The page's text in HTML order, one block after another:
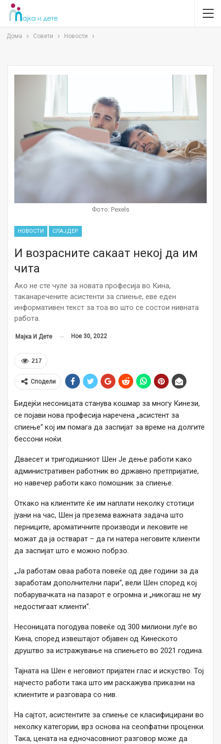
Дома Совети Новости
Фото: Pexels
НОВОСТИ СЛАЈДЕР
И возрасните сакаат некој да им
чита
Ако не сте чуле за новата професија во Кина,
таканаречените асистенти за спиење, еве еден
информативен текст за тоа во што се состои нивната
работа.
Мајка И Дете Ное 30, 2022
217
Сподели
Бидејќи несоницата станува кошмар за многу Кинези,
се појави нова професија наречена „асистент за
спиење“ кој им помага да заспијат за време на долгите
бессони ноќи.
Дваесет и тригодишниот Шен Је дење работи како
административен работник во државно претпријатие,
но навечер работи како помошник за спиење.
Откако на клиентите ќе им наплати неколку стотици
јуани на час, Шен ја презема важната задача што
перниците, ароматичните производи и лековите не
можат да ја остварат – да ги натера неговите клиенти
да заспијат што е можно побрзо.
„Ја работам оваа работа повеќе од две години за да
заработам дополнителни пари“, вели Шен според кој
побарувачката на пазарот е огромна и „никогаш не му
недостигаат клиенти“.
Несоницата погодува повеќе од 300 милиони луѓе во
Кина, според извештајот објавен од Кинеското
друштво за истражување на спиењето во 2021 година.
Тајната на Шен е неговиот пријатен глас и искуство. Тој
најчесто работи така што им раскажува приказни на
клиентите и разговара со нив.
На сајтот, асистентите за спиење се класифицирани во
неколку категории, врз основа на сеопфатни проценки.
Така, цената на едночасовниот разговор може да